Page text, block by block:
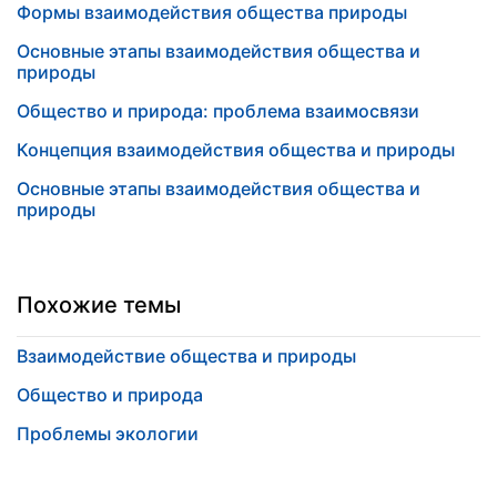
Формы взаимодействия общества природы
Основные этапы взаимодействия общества и
природы
Общество и природа: проблема взаимосвязи
Концепция взаимодействия общества и природы
Основные этапы взаимодействия общества и
природы
Похожие темы
Взаимодействие общества и природы
Общество и природа
Проблемы экологии